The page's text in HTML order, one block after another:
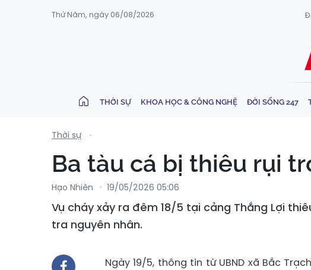
Thứ Năm, ngày 06/08/2026
THỜI SỰ KHOA HỌC & CÔNG NGHỆ ĐỜI SỐNG 247
Thời sự
Ba tàu cá bị thiêu rụi
Hạo Nhiên 19/05/2026 05:06
Vụ cháy xảy ra đêm 18/5 tại cảng Thắng Lợi
tra nguyên nhân.
Ngày 19/5, thông tin từ UBND xã Bắc